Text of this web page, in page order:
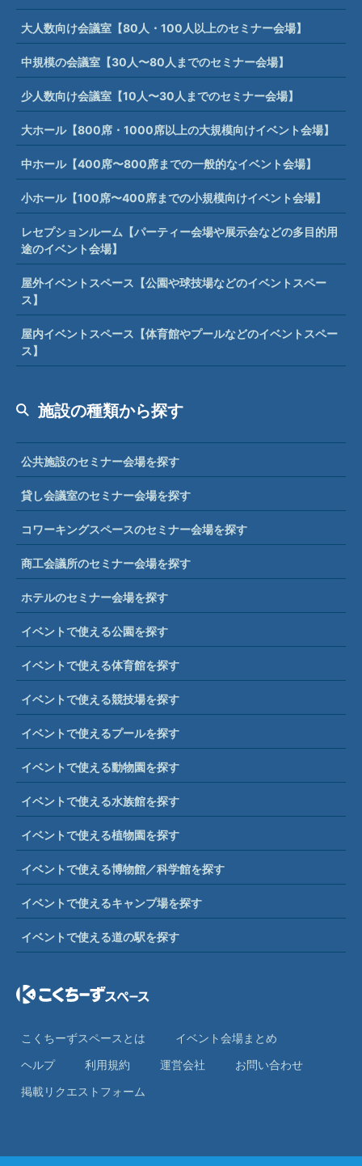
大人数向け会議室【80人・100人以上のセミナー会場】
中規模の会議室【30人〜80人までのセミナー会場】
少人数向け会議室【10人〜30人までのセミナー会場】
大ホール【800席・1000席以上の大規模向けイベント会場】
中ホール【400席〜800席までの一般的なイベント会場】
小ホール【100席〜400席までの小規模向けイベント会場】
レセプションルーム【パーティー会場や展示会などの多目的用
途のイベント会場】
屋外イベントスペース【公園や球技場などのイベントスペー
ス】
屋内イベントスペース【体育館やプールなどのイベントスペー
ス】
施設の種類から探す
公共施設のセミナー会場を探す
貸し会議室のセミナー会場を探す
コワーキングスペースのセミナー会場を探す
商工会議所のセミナー会場を探す
ホテルのセミナー会場を探す
イベントで使える公園を探す
イベントで使える体育館を探す
イベントで使える競技場を探す
イベントで使えるプールを探す
イベントで使える動物園を探す
イベントで使える水族館を探す
イベントで使える植物園を探す
イベントで使える博物館／科学館を探す
イベントで使えるキャンプ場を探す
イベントで使える道の駅を探す
こくちーずスペースとは
イベント会場まとめ
ヘルプ
利⽤規約 運営会社
お問い合わせ
掲載リクエストフォーム